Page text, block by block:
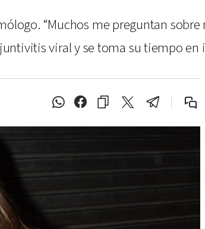
“Muchos me preguntan sobre
viral y se toma su tiempo en